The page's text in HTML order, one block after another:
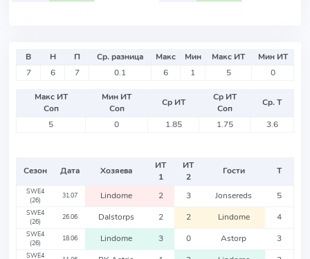
В Н П Ср. разница Макс Мин Макс ИТ
Мин ИТ
7
6 7 0.1 6 1 5 0
Макс ИТ
Соп
Мин ИТ
Соп
Ср ИТ
Ср ИТ
Соп
Ср. Т
5
0 1.85 1.75 3.6
Сезон Дата Хозяева
ИТ
1
ИТ
2
Гости Т
SWE4
(26)
31.07 Lindome 2 3 Jonsereds 5
SWE4
(26)
26.06 Dalstorps 2 2 Lindome 4
SWE4
(26)
18.06 Lindome 3 0 Astorp 3
SWE4